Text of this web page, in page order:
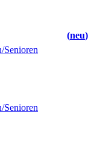
neu
Senioren
Senioren